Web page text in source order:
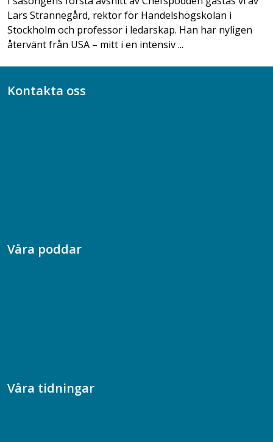
Lars Strannegård, rektor för Handelshögskolan i
Stockholm och professor i ledarskap. Han har nyligen
återvänt från USA – mitt i en intensiv ...
Kontakta oss
Våra poddar
Våra tidningar